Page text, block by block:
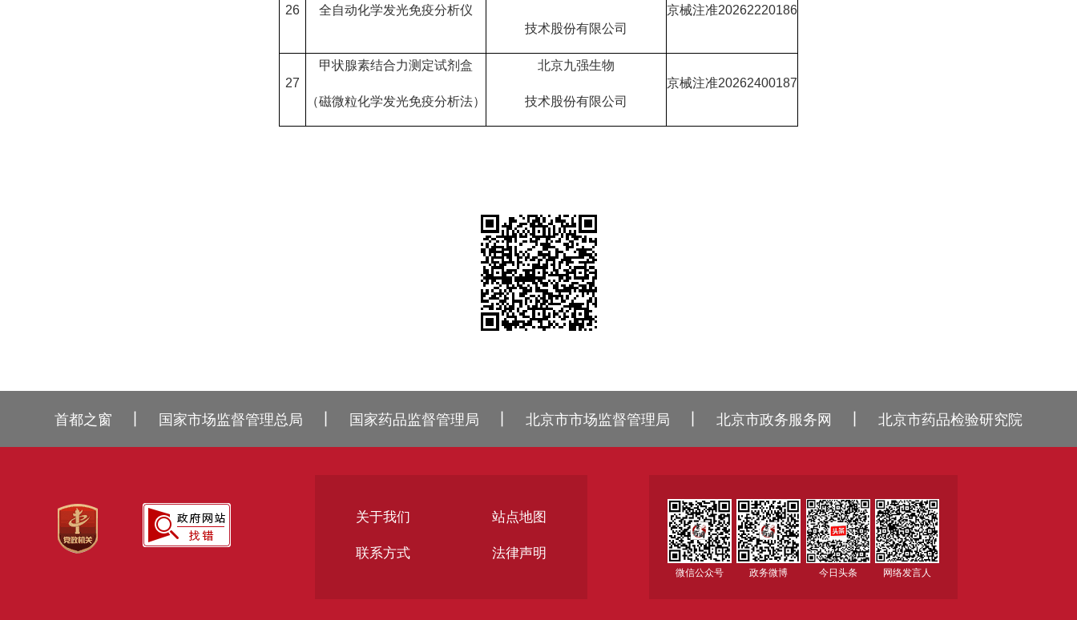
26 全自动化学发光免疫分析仪
技术股份有限公司
京械注准20262220186
27
甲状腺素结合力测定试剂盒
（磁微粒化学发光免疫分析法）
北京九强生物
技术股份有限公司
京械注准20262400187
首都之窗 国家市场监督管理总局 国家药品监督管理局 北京市市场监督管理局 北京市政务服务网 北京市药品检验研究院
关于我们 站点地图
联系方式 法律声明
微信公众号 政务微博 今日头条 网络发言人